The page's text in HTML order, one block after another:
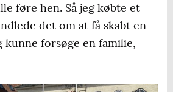
føre hen. Så jeg købte et
det om at få skabt en
kunne forsøge en familie,